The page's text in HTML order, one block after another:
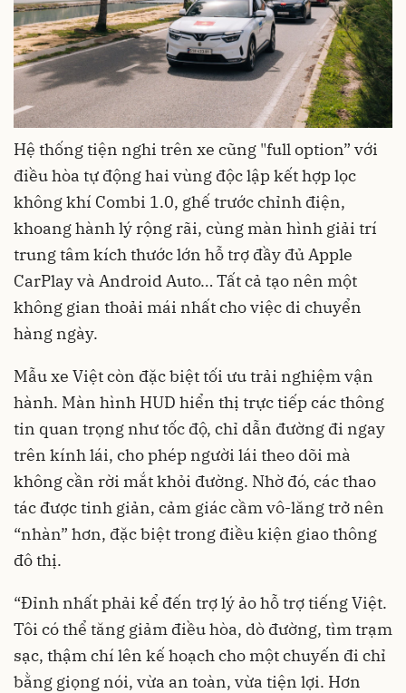
Hệ thống tiện nghi trên xe cũng "full option” với
điều hòa tự động hai vùng độc lập kết hợp lọc
không khí Combi 1.0, ghế trước chỉnh điện,
khoang hành lý rộng rãi, cùng màn hình giải trí
trung tâm kích thước lớn hỗ trợ đầy đủ Apple
CarPlay và Android Auto… Tất cả tạo nên một
không gian thoải mái nhất cho việc di chuyển
hàng ngày.
Mẫu xe Việt còn đặc biệt tối ưu trải nghiệm vận
hành. Màn hình HUD hiển thị trực tiếp các thông
tin quan trọng như tốc độ, chỉ dẫn đường đi ngay
trên kính lái, cho phép người lái theo dõi mà
không cần rời mắt khỏi đường. Nhờ đó, các thao
tác được tinh giản, cảm giác cầm vô-lăng trở nên
“nhàn” hơn, đặc biệt trong điều kiện giao thông
đô thị.
“Đỉnh nhất phải kể đến trợ lý ảo hỗ trợ tiếng Việt.
Tôi có thể tăng giảm điều hòa, dò đường, tìm trạm
sạc, thậm chí lên kế hoạch cho một chuyến đi chỉ
bằng giọng nói, vừa an toàn, vừa tiện lợi. Hơn